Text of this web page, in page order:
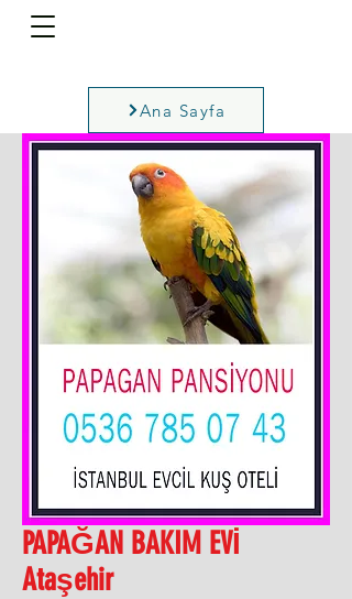
Ana Sayfa
PAPAĞAN BAKIM EVİ
Ataşehir